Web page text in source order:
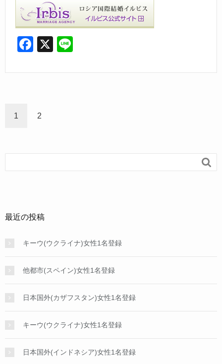
F
c
o
k
X
e
1 2

最近の投稿
キーウ(ウクライナ)女性1名登録
他都市(スペイン)女性1名登録
日本国外(カザフスタン)女性1名登録
キーウ(ウクライナ)女性1名登録
日本国外(インドネシア)女性1名登録